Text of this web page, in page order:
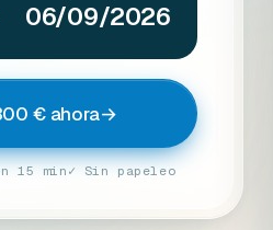
06/09/2026
€ ahora→
15 min ✓ Sin papeleo